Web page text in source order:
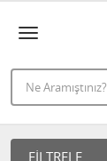
FILTRELE